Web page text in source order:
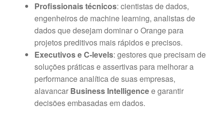
Profissionais técnicos: cientistas de dados,
engenheiros de machine learning, analistas de
dados que desejam dominar o Orange para
projetos preditivos mais rápidos e precisos.
Executivos e C-levels: gestores que precisam de
soluções práticas e assertivas para melhorar a
performance analítica de suas empresas,
alavancar Business Intelligencee garantir
decisões embasadas em dados.